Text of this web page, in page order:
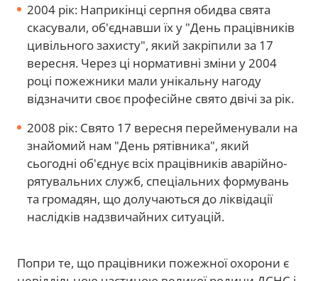
2004 рік: Наприкінці серпня обидва свята
скасували, об'єднавши їх у "День працівників
цивільного захисту", який закріпили за 17
вересня. Через ці нормативні зміни у 2004
році пожежники мали унікальну нагоду
відзначити своє професійне свято двічі за рік.
2008 рік: Свято 17 вересня перейменували на
знайомий нам "День рятівника", який
сьогодні об'єднує всіх працівників аварійно-
рятувальних служб, спеціальних формувань
та громадян, що долучаються до ліквідації
наслідків надзвичайних ситуацій.
Попри те, що працівники пожежної охорони є